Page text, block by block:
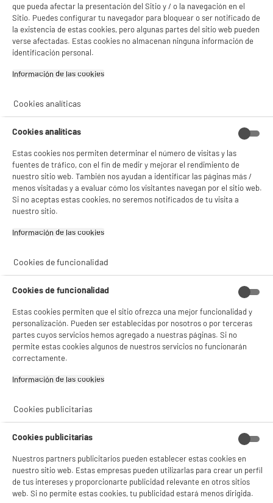
product_anchor_characteristics
89€96
Rechazar todas
- compartir contenido adaptado a tus preferencias
- facilitar el intercambio de contenido en las redes sociales
- analizar el tráfico en nuestro sitio web Consulta la política de cookies.
Consulta la política de cookies..
Si aceptas, la experiencia será aún mejor. Si no acepta, se utilizarán cookies
estadísticas anónimas basadas en tu navegación. Puedes oponerte a su uso
Gestionar cookies
que pueda afectar la presentación del Sitio y / o la navegación en el
Sitio. Puedes configurar tu navegador para bloquear o ser notificado de
la existencia de estas cookies, pero algunas partes del sitio web pueden
verse afectadas. Estas cookies no almacenan ninguna información de
identificación personal.
Información de las cookies‎
Cookies analíticas
Cookies analíticas
Estas cookies nos permiten determinar el número de visitas y las
fuentes de tráfico, con el fin de medir y mejorar el rendimiento de
nuestro sitio web. También nos ayudan a identificar las páginas más /
menos visitadas y a evaluar cómo los visitantes navegan por el sitio web.
Si no aceptas estas cookies, no seremos notificados de tu visita a
nuestro sitio.
Información de las cookies‎
Cookies de funcionalidad
Cookies de funcionalidad
Estas cookies permiten que el sitio ofrezca una mejor funcionalidad y
personalización. Pueden ser establecidas por nosotros o por terceras
partes cuyos servicios hemos agregado a nuestras páginas. Si no
permite estas cookies algunos de nuestros servicios no funcionarán
correctamente.
Información de las cookies‎
Cookies publicitarias
Cookies publicitarias
Nuestros partners publicitarios pueden establecer estas cookies en
nuestro sitio web. Estas empresas pueden utilizarlas para crear un perfil
de tus intereses y proporcionarte publicidad relevante en otros sitios
web. Si no permite estas cookies, tu publicidad estará menos dirigida.